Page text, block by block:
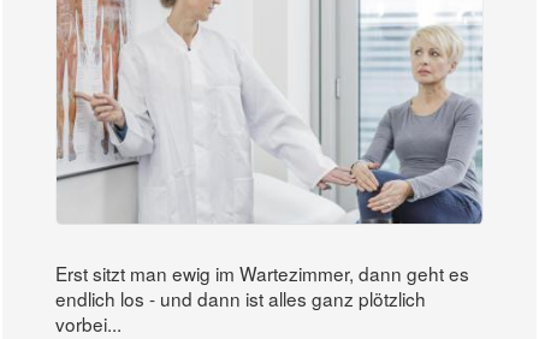
Erst sitzt man ewig im Wartezimmer, dann geht es
endlich los - und dann ist alles ganz plötzlich
vorbei...